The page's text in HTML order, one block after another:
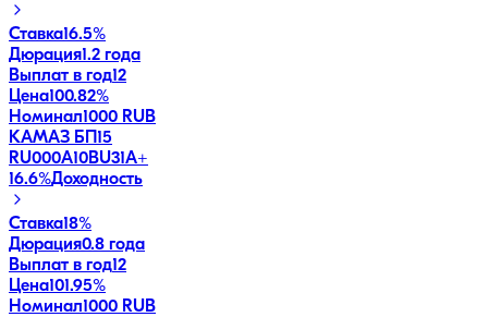
Ставка16.5%
Дюрация1.2 года
Выплат в год12
Цена100.82%
Номинал1000 RUB
КАМАЗ БП15
RU000A10BU31A+
16.6%Доходность
Ставка18%
Дюрация0.8 года
Выплат в год12
Цена101.95%
Номинал1000 RUB